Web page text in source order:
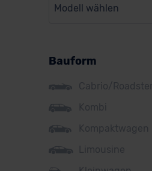
BMW
Citroen
Cupra
DS
Dacia
Fiat
Modell wählen
Bauform
Cabrio/Roadster
Kombi
Kompaktwagen
Limousine